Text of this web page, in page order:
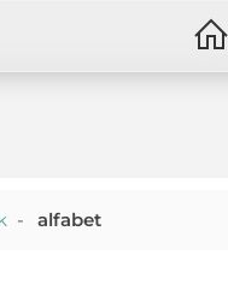
- alfabet